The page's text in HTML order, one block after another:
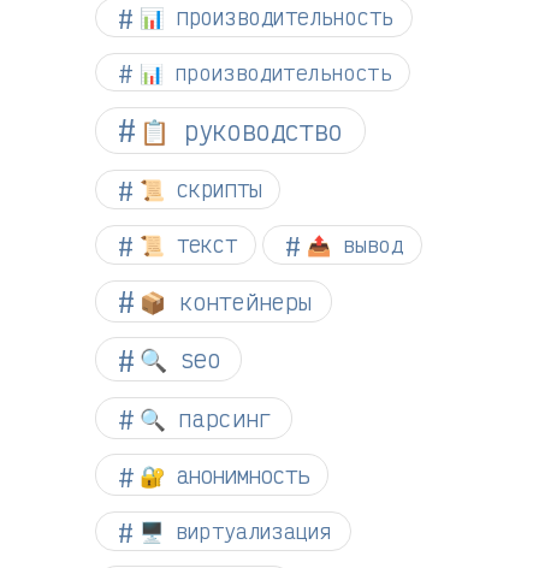
📊 производительность
📊 производительность
📋 руководство
📜 скрипты
📜 текст 📤 вывод
📦 контейнеры
🔍 seo
🔍 парсинг
🔐 анонимность
🖥️ виртуализация